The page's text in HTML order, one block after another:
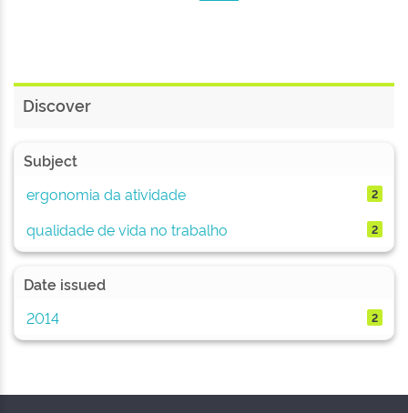
Discover
Subject
ergonomia da atividade
2
qualidade de vida no trabalho 2
Date issued
2014
2